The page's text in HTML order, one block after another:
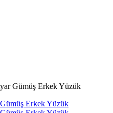
Gümüş Erkek Yüzük